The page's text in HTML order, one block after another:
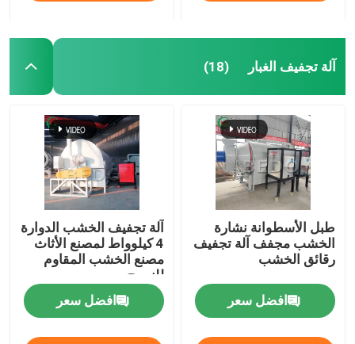
آلة تجفيف الغبار (18)
طبل الأسطوانة نشارة
الخشب مجفف آلة تجفيف
رقائق الخشب
افضل سعر
آلة تجفيف الخشب الدوارة
4 كيلوواط لمصنع الأثاث
مصنع الخشب المقاوم
للنسيج
افضل سعر